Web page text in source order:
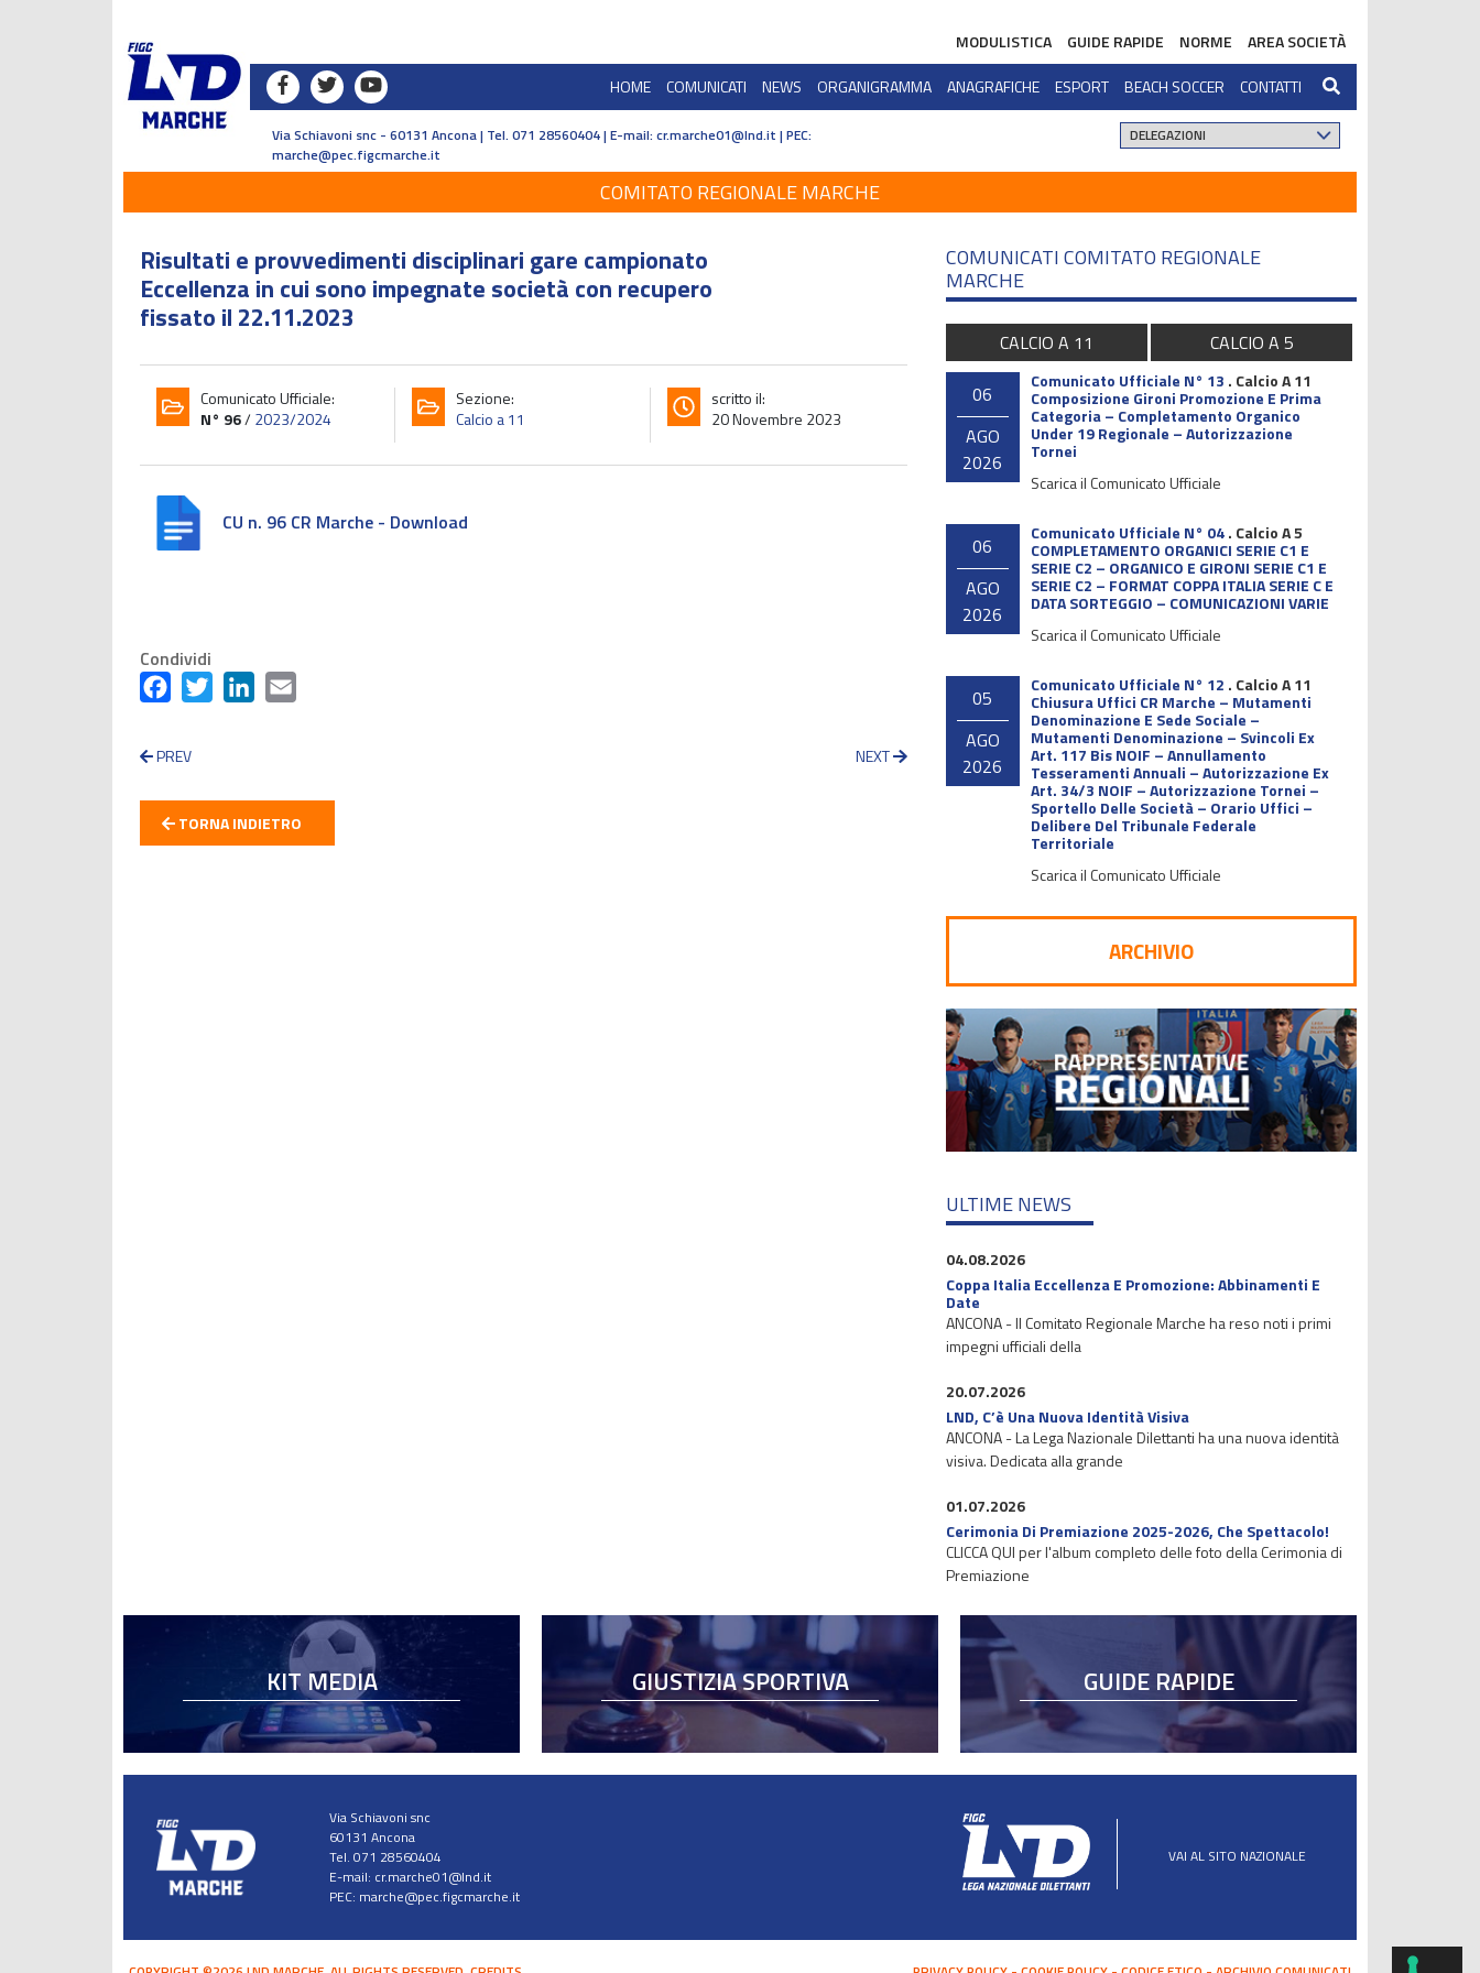
MODULISTICA GUIDE RAPIDE NORME
AREA SOCIETÀ
HOME
COMUNICATI NEWS ORGANIGRAMMA ANAGRAFICHE ESPORT BEACH SOCCER CONTATTI
Via Schiavoni snc - 60131 Ancona | Tel. 071 28560404 | E-mail: cr.marche01@lnd.it | PEC:
marche@pec.figcmarche.it
COMITATO REGIONALE MARCHE
Risultati e provvedimenti disciplinari gare campionato
Eccellenza in cui sono impegnate società con recupero
fissato il 22.11.2023
Comunicato Ufficiale:
N° 96/2023/2024
Sezione:
Calcio a 11
scritto il:
20 Novembre 2023
CU n. 96 CR Marche - Download
Condividi
FacebookTwitter LinkedIn
PREV NEXT
TORNA INDIETRO
COMUNICATI COMITATO REGIONALE
MARCHE
CALCIO A 11
CALCIO A 5
06
AGO
2026
Comunicato Ufficiale N° 13 . Calcio A 11
Composizione Gironi Promozione E Prima
Categoria – Completamento Organico
Under 19 Regionale – Autorizzazione
Tornei
Scarica il Comunicato Ufficiale
06
AGO
2026
Comunicato Ufficiale N° 04. Calcio A 5
COMPLETAMENTO ORGANICI SERIE C1 E
SERIE C2 – ORGANICO E GIRONI SERIE C1 E
SERIE C2 – FORMAT COPPA ITALIA SERIE C E
DATA SORTEGGIO – COMUNICAZIONI VARIE
Scarica il Comunicato Ufficiale
05
AGO
2026
Comunicato Ufficiale N° 12 . Calcio A 11
Chiusura Uffici CR Marche – Mutamenti
Denominazione E Sede Sociale –
Mutamenti Denominazione – Svincoli Ex
Art. 117 Bis NOIF – Annullamento
Tesseramenti Annuali – Autorizzazione Ex
Art. 34/3 NOIF – Autorizzazione Tornei –
Sportello Delle Società – Orario Uffici –
Delibere Del Tribunale Federale
Territoriale
Scarica il Comunicato Ufficiale
ARCHIVIO
ULTIME NEWS
04.08.2026
Coppa Italia Eccellenza E Promozione: Abbinamenti E
Date
ANCONA - Il Comitato Regionale Marche ha reso noti i primi
impegni ufficiali della
20.07.2026
LND, C’è Una Nuova Identità Visiva
ANCONA - La Lega Nazionale Dilettanti ha una nuova identità
visiva. Dedicata alla grande
01.07.2026
Cerimonia Di Premiazione 2025-2026, Che Spettacolo!
CLICCA QUI per l'album completo delle foto della Cerimonia di
Premiazione
KIT MEDIA GIUSTIZIA SPORTIVA GUIDE RAPIDE
Via Schiavoni snc
60131 Ancona
Tel. 071 28560404
E-mail: cr.marche01@lnd.it
PEC: marche@pec.figcmarche.it
VAI AL SITO NAZIONALE